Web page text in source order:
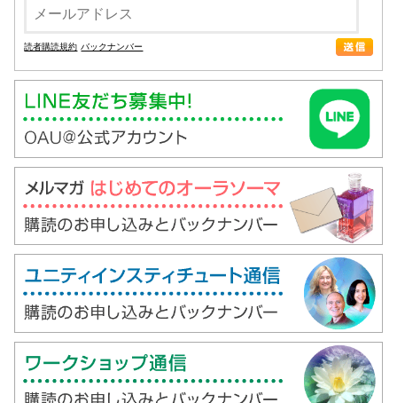
読者購読規約 バックナンバー